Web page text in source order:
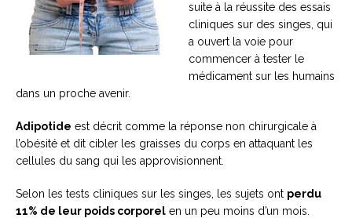
suite à la réussite des essais
cliniques sur des singes, qui
a ouvert la voie pour
commencer à tester le
médicament sur les humains
dans un proche avenir.
Adipotide est décrit comme la réponse non chirurgicale à
l’obésité et dit cibler les graisses du corps en attaquant les
cellules du sang qui les approvisionnent.
Selon les tests cliniques sur les singes, les sujets ont perdu
11% de leur poids corporel en un peu moins d’un mois.